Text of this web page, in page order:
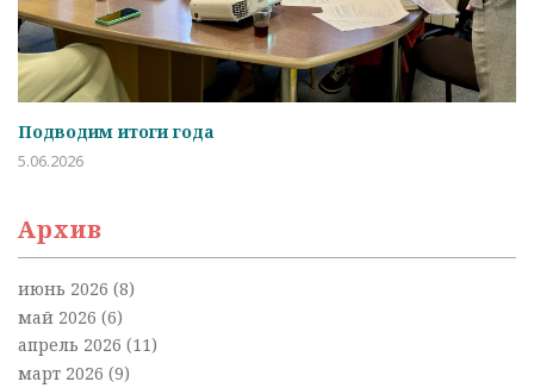
Подводим итоги года
5.06.2026
Архив
июнь 2026 (8)
май 2026 (6)
апрель 2026 (11)
март 2026 (9)